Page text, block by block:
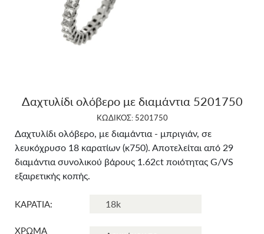
Δαχτυλίδι ολόβερο με διαμάντια 5201750
ΚΩΔΙΚΟΣ: 5201750
Δαχτυλίδι ολόβερο, με διαμάντια - μπριγιάν, σε
λευκόχρυσο 18 καρατίων (κ750). Αποτελείται από 29
διαμάντια συνολικού βάρους 1.62ct ποιότητας G/VS
εξαιρετικής κοπής.
ΚΑΡΑΤΙΑ:
ΧΡΩΜΑ